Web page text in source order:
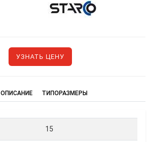
УЗНАТЬ ЦЕНУ
ОПИСАНИЕ ТИПОРАЗМЕРЫ
15